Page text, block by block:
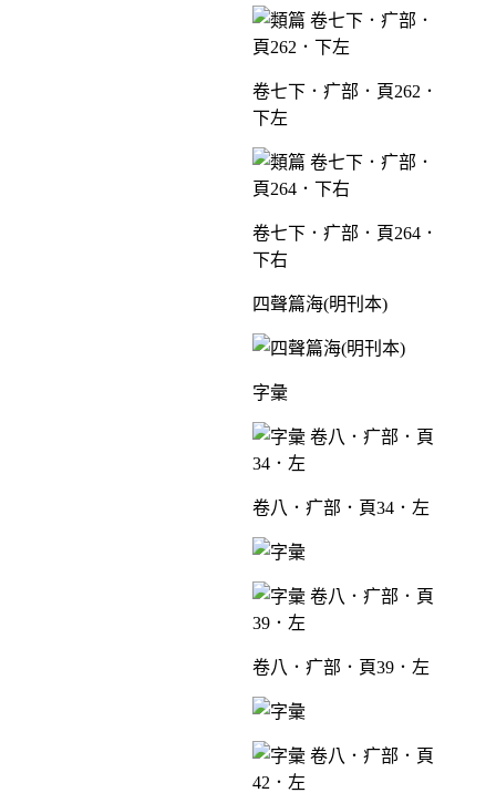
卷七下．疒部．頁262．
下左
卷七下．疒部．頁264．
下右
四聲篇海(明刊本)
字彙
卷八．疒部．頁34．左
卷八．疒部．頁39．左